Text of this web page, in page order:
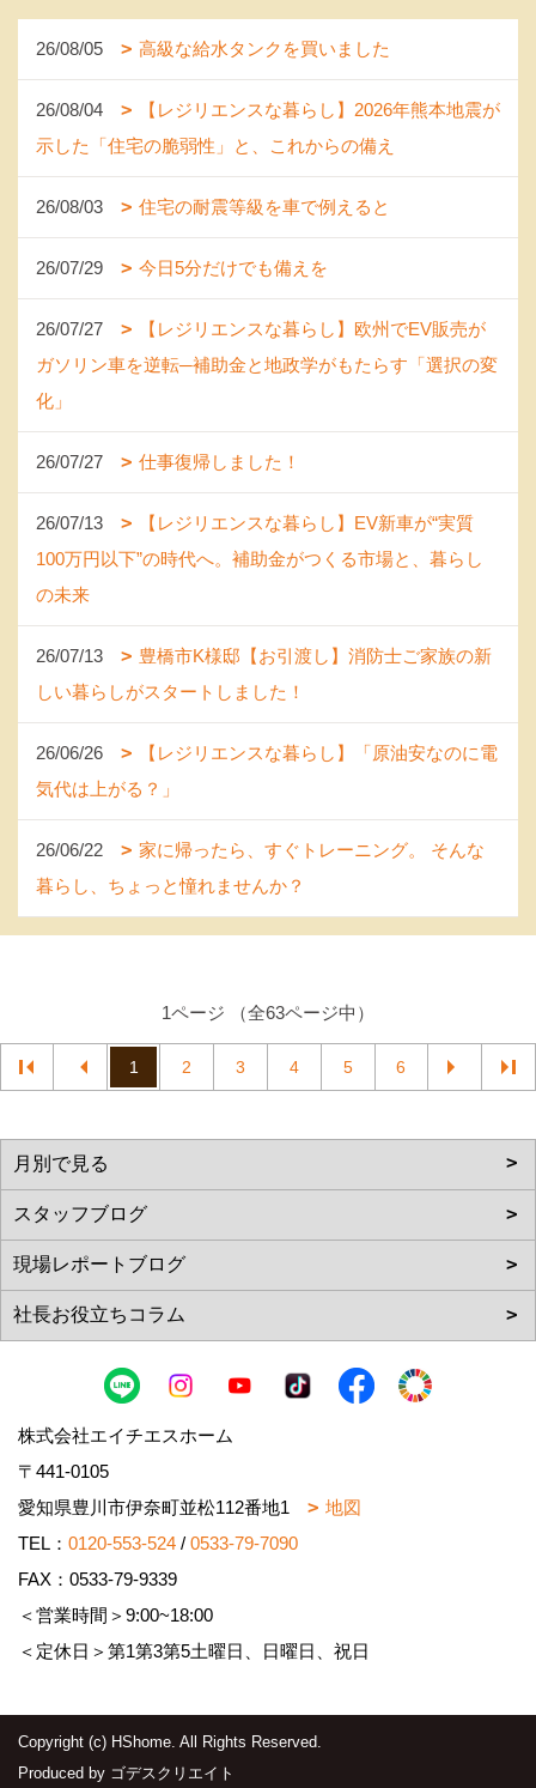
26/08/05 高級な給水タンクを買いました
26/08/04
【レジリエンスな暮らし】2026年熊本地震が
示した「住宅の脆弱性」と、これからの備え
26/08/03 住宅の耐震等級を車で例えると
26/07/29 今日5分だけでも備えを
26/07/27
【レジリエンスな暮らし】欧州でEV販売が
ガソリン車を逆転─補助金と地政学がもたらす「選択の変
化」
26/07/27 仕事復帰しました！
26/07/13
【レジリエンスな暮らし】EV新車が“実質
100万円以下”の時代へ。補助金がつくる市場と、暮らし
の未来
26/07/13
豊橋市K様邸【お引渡し】消防士ご家族の新
しい暮らしがスタートしました！
26/06/26
【レジリエンスな暮らし】「原油安なのに電
気代は上がる？」
26/06/22
家に帰ったら、すぐトレーニング。 そんな
暮らし、ちょっと憧れませんか？
1ページ （全63ページ中）
1 2 3 4 5 6
株式会社エイチエスホーム
〒441-0105
愛知県豊川市伊奈町並松112番地1
地図
TEL： 0120-553-524 / 0533-79-7090
FAX：0533-79-9339
＜営業時間＞9:00~18:00
＜定休日＞第1第3第5土曜日、日曜日、祝日
Copyright (c) HShome. All Rights Reserved.
Produced by ゴデスクリエイト